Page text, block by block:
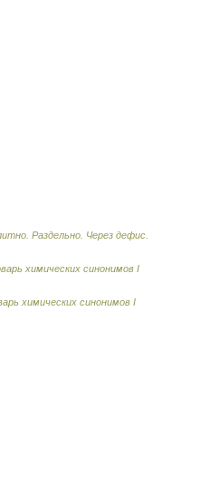
Раздельно. Через дефис.
химических синонимов I
химических синонимов I